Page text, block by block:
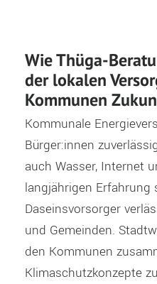
Wie Thüga-
der lokalen
Kommunen
Kommunale
Bürger:innen
auch Wasser, Internet
langjährigen Erfahrung
Daseinsvorsorger
und Gemeinden.
den Kommunen
Klimaschutzkonzepte